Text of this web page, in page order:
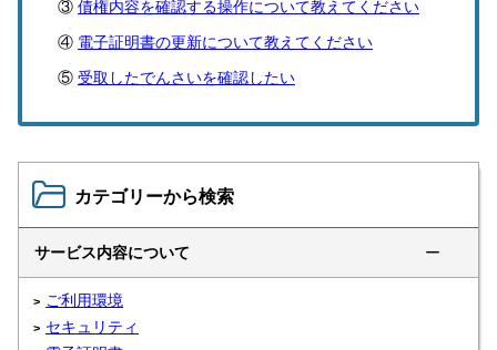
債権内容を確認する操作について教えてください
電子証明書の更新について教えてください
受取したでんさいを確認したい
カテゴリーから検索
サービス内容について ー
ご利用環境
セキュリティ